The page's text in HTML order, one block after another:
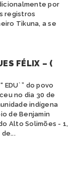
por
registros
Tikuna, a se
FÉLIX – (
EDU` ” do povo
no dia 30 de
indígena
de Benjamin
Alto Solimões - 1,
de...